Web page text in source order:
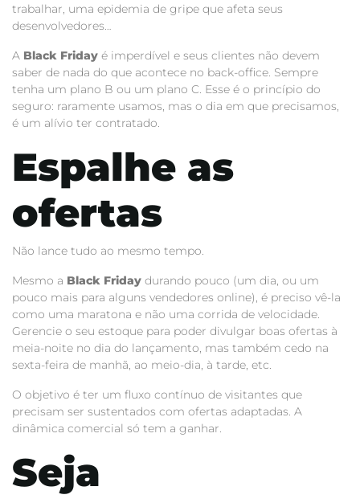
trabalhar, uma epidemia de gripe que afeta seus
desenvolvedores…
A Black Friday é imperdível e seus clientes não devem
saber de nada do que acontece no back-office. Sempre
tenha um plano B ou um plano C. Esse é o princípio do
seguro: raramente usamos, mas o dia em que precisamos,
é um alívio ter contratado.
Espalhe as
ofertas
Não lance tudo ao mesmo tempo.
Mesmo a Black Friday durando pouco (um dia, ou um
pouco mais para alguns vendedores online), é preciso vê-la
como uma maratona e não uma corrida de velocidade.
Gerencie o seu estoque para poder divulgar boas ofertas à
meia-noite no dia do lançamento, mas também cedo na
sexta-feira de manhã, ao meio-dia, à tarde, etc.
O objetivo é ter um fluxo contínuo de visitantes que
precisam ser sustentados com ofertas adaptadas. A
dinâmica comercial só tem a ganhar.
Seja